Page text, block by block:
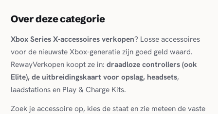
Over deze categorie
Xbox Series X-accessoires verkopen? Losse accessoires
voor de nieuwste Xbox-generatie zijn goed geld waard.
RewayVerkopen koopt ze in: draadloze controllers (ook
Elite), de uitbreidingskaart voor opslag, headsets,
laadstations en Play & Charge Kits.
Zoek je accessoire op, kies de staat en zie meteen de vaste